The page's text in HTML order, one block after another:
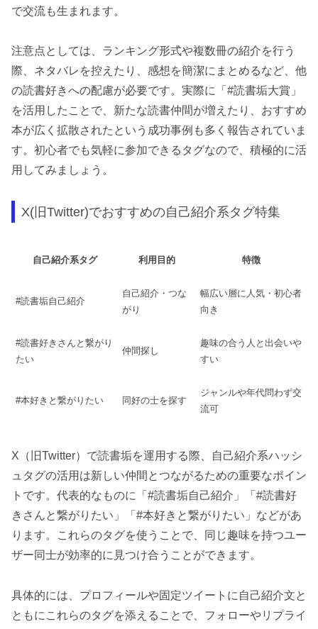
で交流も生まれます。
注意点としては、ランキング形式や複数冊の紹介を行う
際、ネタバレを控えたり、感想を簡潔にまとめるなど、他
の読書好きへの配慮が必要です。実際に「#読書垢大賞」
を活用したことで、新たな読書仲間が増えたり、おすすめ
本が広く拡散されたという成功事例も多く報告されていま
す。初心者でも気軽に参加できるタグなので、積極的に活
用してみましょう。
X(旧Twitter)でおすすめの自己紹介系タグ特集
自己紹介系タグ 利用目的 特徴
#読書垢自己紹介
自己紹介・つな
がり
幅広い層に人気・初心者
向き
#読書好きさんと繋がり
たい
仲間探し
趣味の合う人と出会いや
すい
#本好きと繋がりたい 同好の士を探す
ジャンルや年代問わず交
流可
X（旧Twitter）で読書垢を運用する際、自己紹介系ハッシ
ュタグの活用は新しい仲間とつながるための重要なポイン
トです。代表的なものに「#読書垢自己紹介」「#読書好
きさんと繋がりたい」「#本好きと繋がりたい」などがあ
ります。これらのタグを使うことで、同じ趣味を持つユー
ザー同士が効率的に見つけ合うことができます。
具体的には、プロフィールや固定ツイートに自己紹介文と
ともにこれらのタグを添えることで、フォローやリプライ